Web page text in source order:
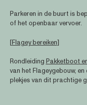
Parkeren in de buurt is
of het openbaar vervoer.
[Flagey bereiken]
Rondleiding Pakketboot
van het Flageygebouw,
plekjes van dit prachtige